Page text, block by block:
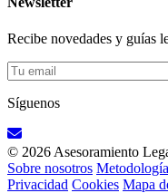
Recibe novedades y guías
Síguenos
© 2026 Asesoramiento
Sobre nosotros Metodología
Privacidad Cookies Mapa